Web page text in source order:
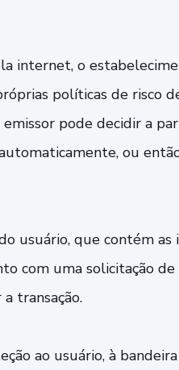
internet, o
políticas de risco
pode decidir a
ou
usuário, que contém as
com uma solicitação de
transação.
ao usuário, à